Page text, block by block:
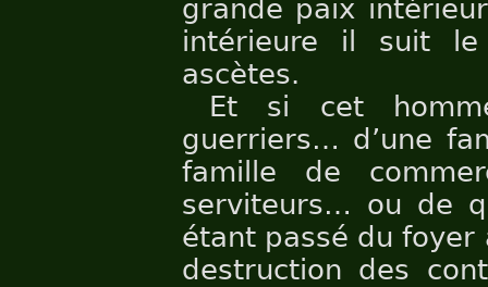
grande paix
intérieure il suit le
ascètes.
Et si cet
guerriers… d’une
famille de
serviteurs… ou de
étant passé du foyer
destruction des